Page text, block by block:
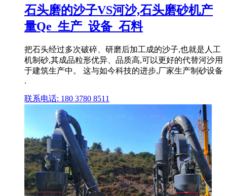
石头磨的沙子VS河沙,石头磨砂机产
量Qe_生产_设备_石料
把石头经过多次破碎、研磨后加工成的沙子,也就是人工
机制砂,其成品粒形优异、品质高,可以更好的代替河沙用
于建筑生产中。 这与如今科技的进步,厂家生产制砂设备
.
联系电话: 180 3780 8511